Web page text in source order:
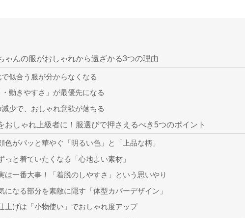
ゃんの服がおしゃれから遠ざかる3つの理由
似合う服が分からなくなる
動きやすさ」が最優先になる
少で、おしゃれ意欲が落ちる
おしゃれ上級者に！服選びで押さえるべき5つのポイント
色がパッと華やぐ「明るい色」と「上品な柄」
っと着ていたくなる「心地よい素材」
は一番大事！「着脱のしやすさ」という思いやり
になる部分を素敵に隠す「体型カバーデザイン」
上げは「小物使い」でおしゃれ度アップ